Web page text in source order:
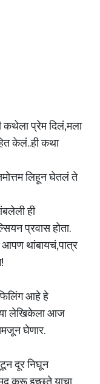
कथेला प्रेम दिलं,मला
केलं..ही कथा
लिहून घेतलं ते
ही
प्रवास होता.
आपण थांबायचं,पात्र
आहे हे
लेखिकेला आज
घेणार.
दूर निघून